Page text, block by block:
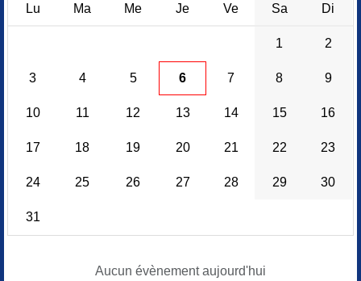
Lu Ma Me Je Ve Sa Di
1 2
3 4 5 6 7 8 9
10 11 12 13 14 15 16
17 18 19 20 21 22 23
24 25 26 27 28 29 30
31
Aucun évènement aujourd'hui